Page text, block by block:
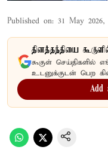
Published on: 31 May
தினத்தந்தியை
கூகுள் செய்திகளில்
உடனுக்குடன் பெற
Add